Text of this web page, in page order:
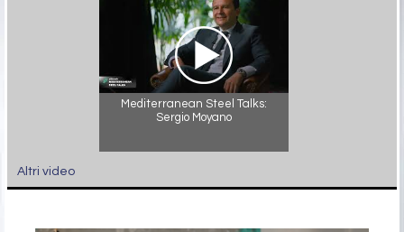
Mediterranean Steel Talks:
Sergio Moyano
Altri video